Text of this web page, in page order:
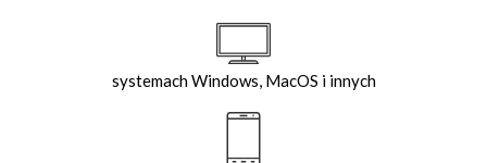
systemach Windows, MacOS i innych